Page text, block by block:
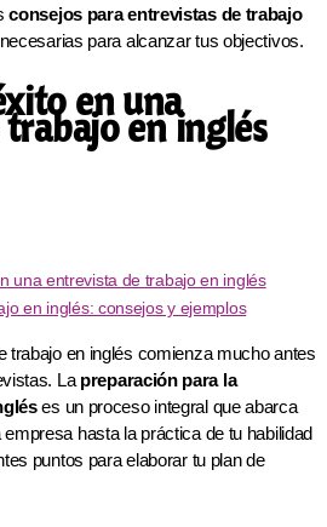
consejos para entrevistas de trabajo
para alcanzar tus objectivos.
en una
en inglés
una entrevista de trabajo en inglés
en inglés: consejos y ejemplos
trabajo en inglés comienza mucho antes
Lapreparación para la
es un proceso integral que abarca
hasta la práctica de tu habilidad
puntos para elaborar tu plan de